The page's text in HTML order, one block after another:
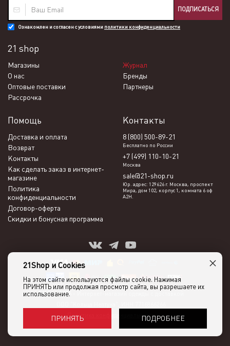
ПОДПИСАТЬСЯ
Ознакомлен и согласен с условиями политики конфиденциальности
21 shop
Магазины
Журнал
О нас
Бренды
Оптовые поставки
Партнеры
Рассрочка
Помощь
Доставка и оплата
Возврат
Контакты
Как сделать заказ в интернет-
магазине
Политика
конфиденциальности
Договор-оферта
Скидки и бонусная программа
Контакты
8 (800) 500-89-21
Бесплатно по России
+7 (499) 110-10-21
Москва
sale@21-shop.ru
Юр. адрес: 129626 г. Москва, проспект
Мира, дом 102, корпус 1, комната 6 оф
А2Н.
21shop 2026 -
Политика конфиденциальности
21Shop и Cookies
На этом сайте используются файлы cookie. Нажимая
ПРИНЯТЬ или продолжая просмотр сайта, вы разрешаете их
использование.
ПРИНЯТЬ ПОДРОБНЕЕ
×